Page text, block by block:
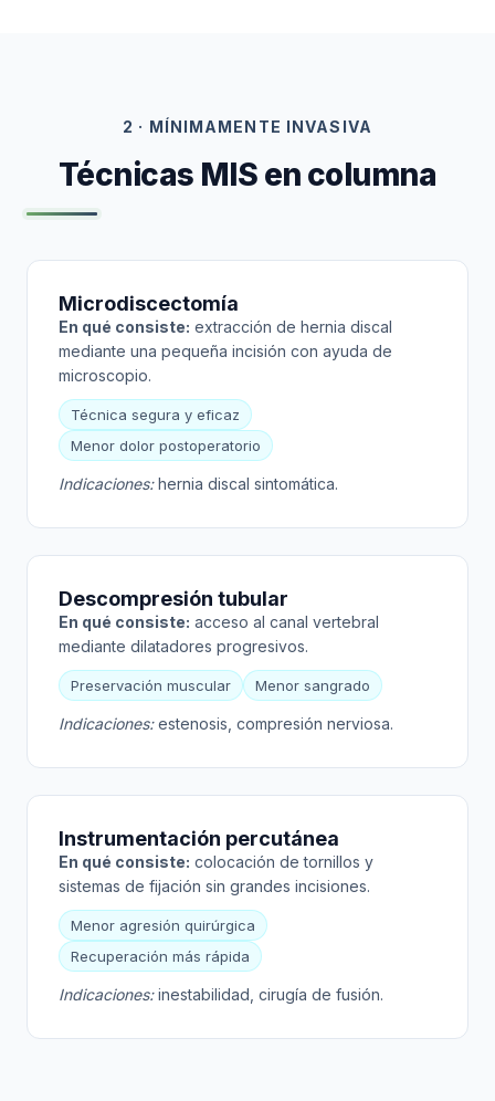
2 · MÍNIMAMENTE INVASIVA
Técnicas MIS en columna
Microdiscectomía
En qué consiste: extracción de hernia discal
mediante una pequeña incisión con ayuda de
microscopio.
Técnica segura y eficaz
Menor dolor postoperatorio
Indicaciones:hernia discal sintomática.
Descompresión tubular
En qué consiste: acceso al canal vertebral
mediante dilatadores progresivos.
Preservación muscular Menor sangrado
Indicaciones:estenosis, compresión nerviosa.
Instrumentación percutánea
En qué consiste: colocación de tornillos y
sistemas de fijación sin grandes incisiones.
Menor agresión quirúrgica
Recuperación más rápida
Indicaciones:inestabilidad, cirugía de fusión.